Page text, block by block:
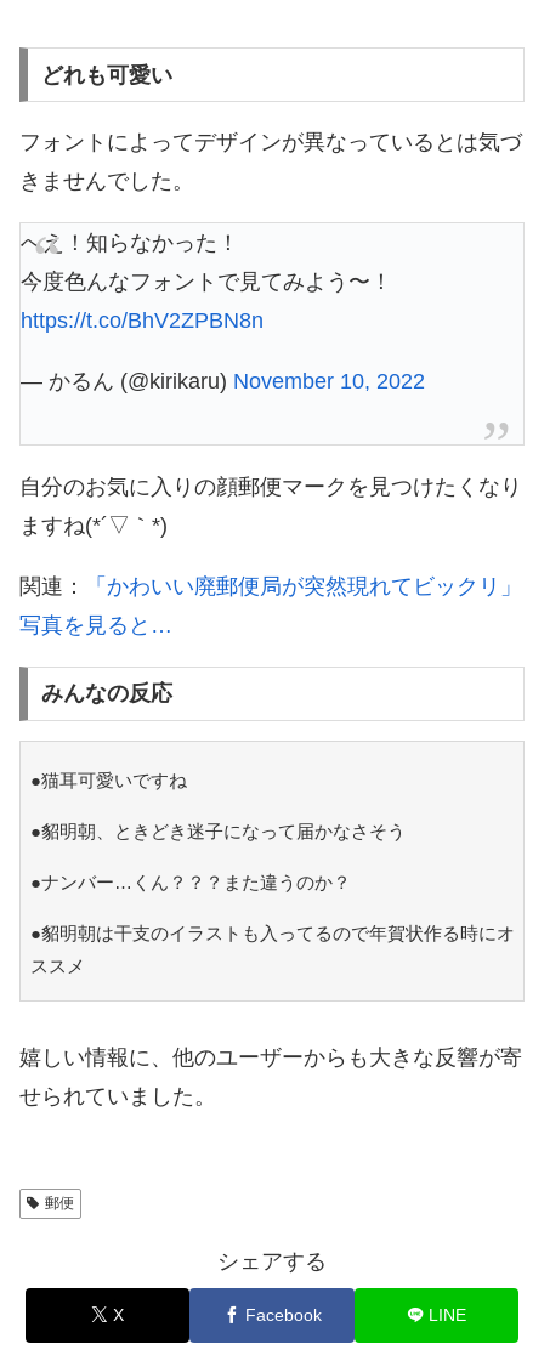
どれも可愛い
フォントによってデザインが異なっているとは気づ
きませんでした。
へえ！知らなかった！
今度色んなフォントで見てみよう〜！
https://t.co/BhV2ZPBN8n
— かるん (@kirikaru) November 10, 2022
自分のお気に入りの顔郵便マークを見つけたくなり
ますね(*´▽｀*)
関連：
「かわいい廃郵便局が突然現れてビックリ」
写真を見ると…
みんなの反応
●猫耳可愛いですね
●貂明朝、ときどき迷子になって届かなさそう
●ナンバー…くん？？？また違うのか？
●貂明朝は干支のイラストも入ってるので年賀状作る時にオ
ススメ
嬉しい情報に、他のユーザーからも大きな反響が寄
せられていました。
郵便
シェアする
X Facebook LINE